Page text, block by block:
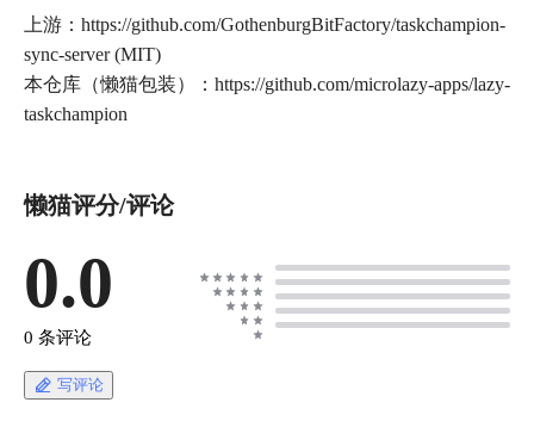
上游：https://github.com/GothenburgBitFactory/taskchampion-
sync-server (MIT)
本仓库（懒猫包装）：https://github.com/microlazy-apps/lazy-
懒猫评分/评论
0.0
0 条评论
写评论